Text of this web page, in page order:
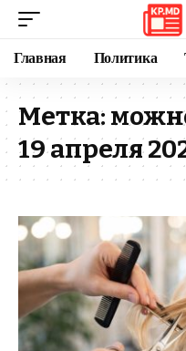
Главная Политика
Метка:
19 апреля